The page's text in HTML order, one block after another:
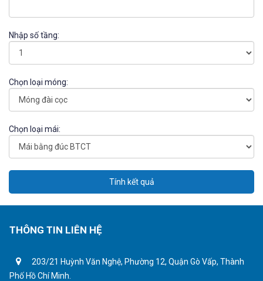
Nhập số tầng:
Chọn loại móng:
Chọn loại mái:
Tính kết quả
THÔNG TIN LIÊN HỆ
203/21 Huỳnh Văn Nghệ, Phường 12, Quận Gò Vấp, Thành
Phố Hồ Chí Minh.